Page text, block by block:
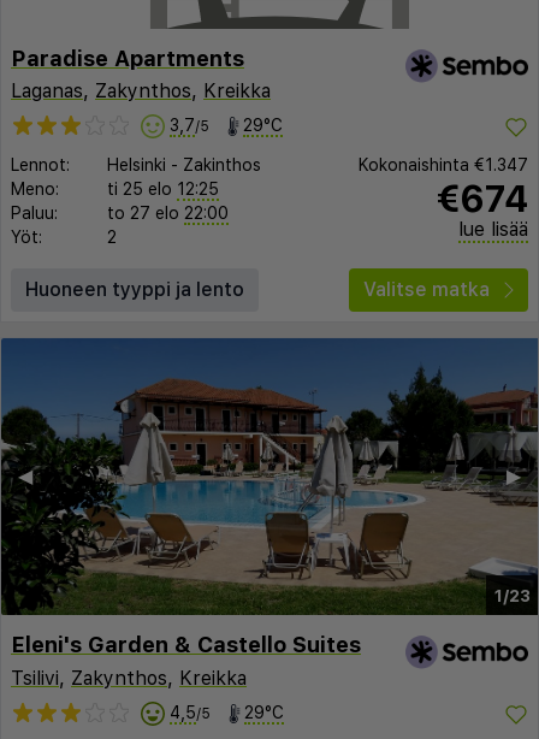
Paradise Apartments
Laganas, Zakynthos, Kreikka
3,7/5 29°C
Lennot: Helsinki - Zakinthos
Meno:
ti 25 elo 12:25
Paluu:
to 27 elo 22:00
Yöt:
2
Kokonaishinta €1.347
€674
lue lisää
Huoneen tyyppi ja lento Valitse matka
1/23
▶︎
◀︎
Eleni's Garden & Castello Suites
Tsilivi, Zakynthos, Kreikka
4,5/5 29°C